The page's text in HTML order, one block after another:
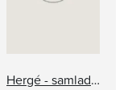
Hergé - samlade verk 12: Månen tur och retur del 1 och 2